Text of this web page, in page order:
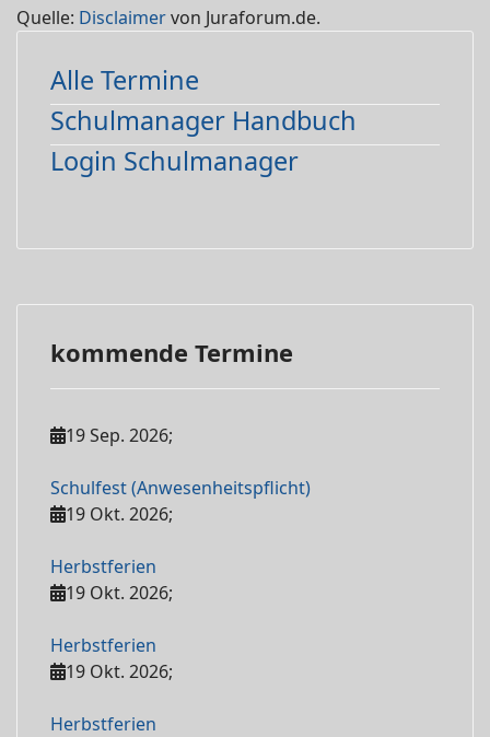
Quelle: Disclaimervon Juraforum.de.
Alle Termine
Schulmanager Handbuch
Login Schulmanager
kommende Termine
19 Sep. 2026;
Schulfest (Anwesenheitspflicht)
19 Okt. 2026;
Herbstferien
19 Okt. 2026;
Herbstferien
19 Okt. 2026;
Herbstferien